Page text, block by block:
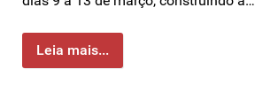
Leia mais...